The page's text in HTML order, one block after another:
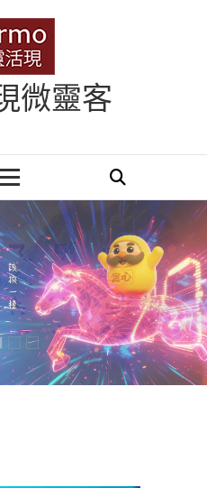
微靈客